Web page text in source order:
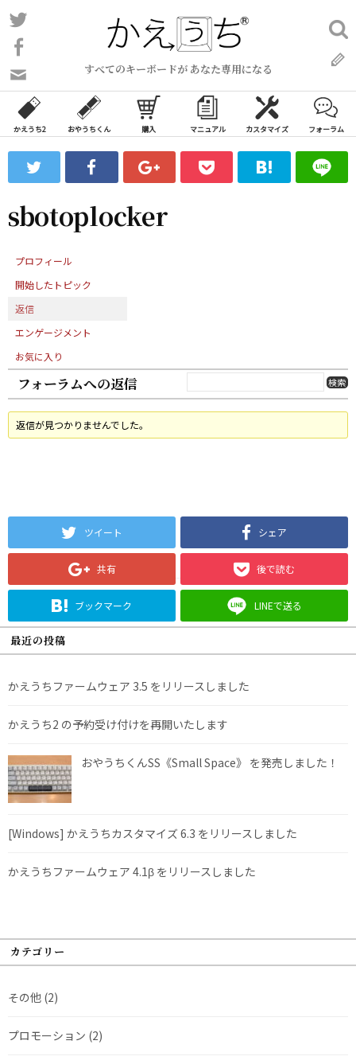
コ
ン
ン
ツ
ス
ッ
すべてのキーボードが あなた専用になる
い
合
わ
フ
ォ
ム
検
索:
かえうち2 おやうちくん 購入 マニュアル カスタマイズ フォーラム
sbotoplocker
プロフィール
開始したトピック
返信
エンゲージメント
お気に入り
フォーラムへの返信
返信が見つかりませんでした。
ツイート シェア
共有 後で読む
ブックマーク LINEで送る
最近の投稿
かえうちファームウェア 3.5 をリリースしました
かえうち2 の予約受け付けを再開いたします
おやうちくんSS《Small Space》 を発売しました！
[Windows] かえうちカスタマイズ 6.3 をリリースしました
かえうちファームウェア 4.1β をリリースしました
カテゴリー
その他 (2)
プロモーション (2)